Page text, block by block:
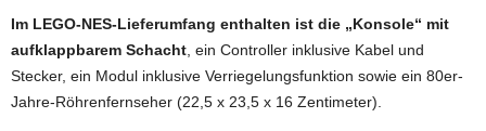
Im LEGO-NES-Lieferumfang enthalten ist die „Konsole“ mit
aufklappbarem Schacht , ein Controller inklusive Kabel und
Stecker, ein Modul inklusive Verriegelungsfunktion sowie ein 80er-
Jahre-Röhrenfernseher (22,5 x 23,5 x 16 Zentimeter).